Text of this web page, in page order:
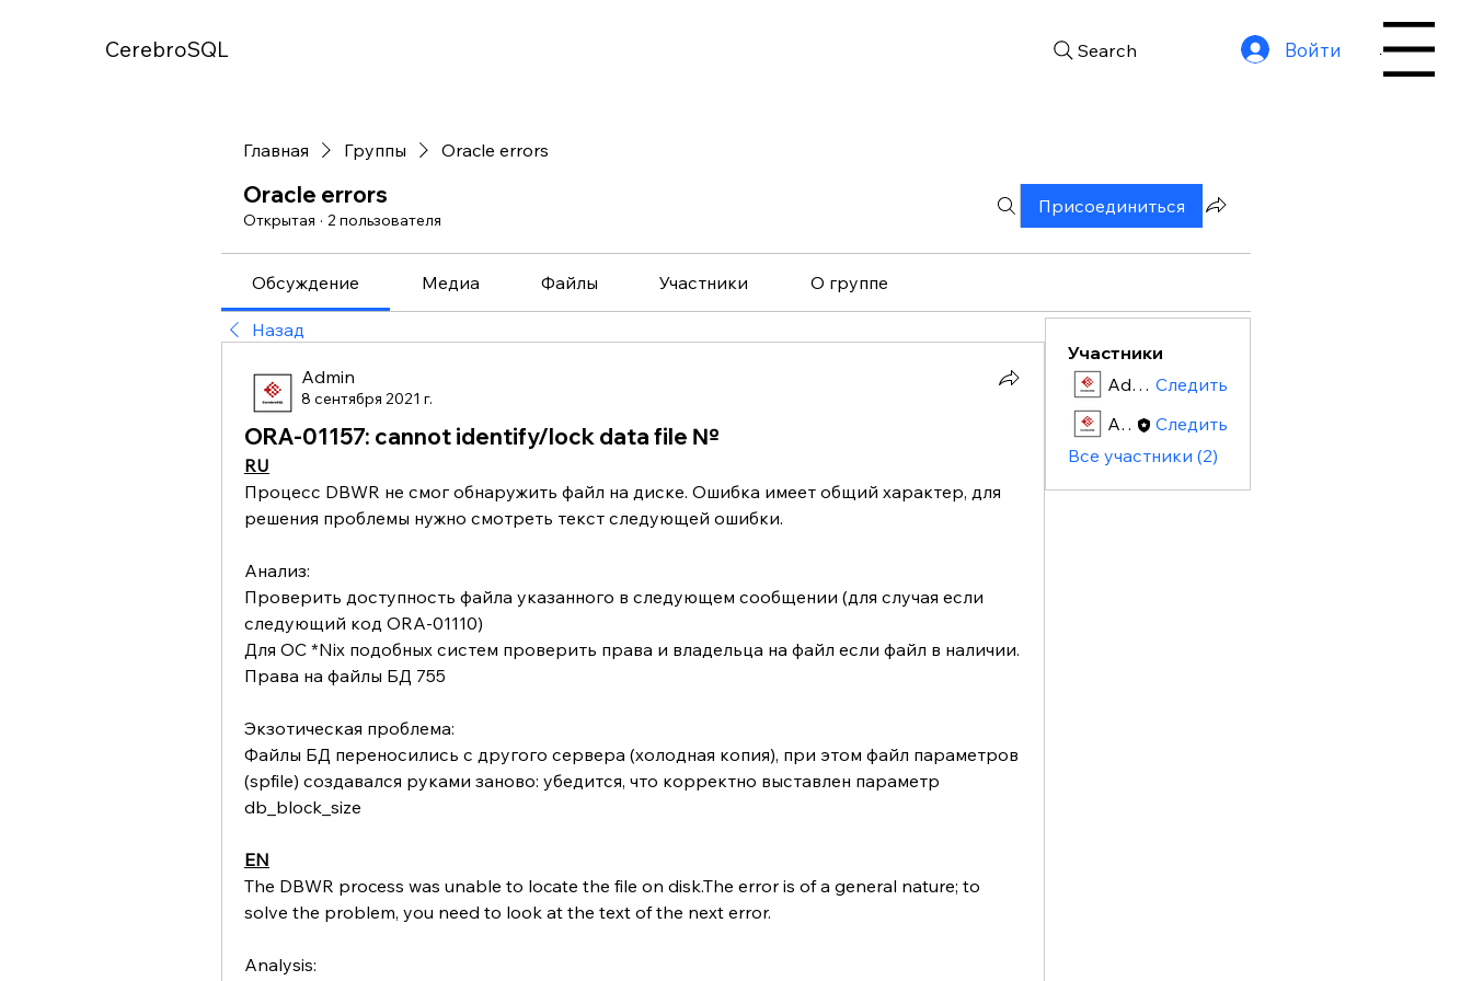
CerebroSQL Search Войти Menu
Главная Группы Oracle errors
Oracle errors
Открытая · 2 пользователя
Присоединиться
Обсуждение Медиа Файлы Участники О группе
Назад
Admin
8 сентября 2021 г.
ORA-01157: cannot identify/lock data file №
RU
Процесс DBWR не смог обнаружить файл на диске. Ошибка имеет общий характер, для
решения проблемы нужно смотреть текст следующей ошибки.
Анализ:
Проверить доступность файла указанного в следующем сообщении (для случая если
следующий код ORA-01110)
Для ОС *Nix подобных систем проверить права и владельца на файл если файл в наличии.
Права на файлы БД 755
Экзотическая проблема:
Файлы БД переносились с другого сервера (холодная копия), при этом файл параметров
(spfile) создавался руками заново: убедится, что корректно выставлен параметр
db_block_size
EN
The DBWR process was unable to locate the file on disk.The error is of a general nature; to
solve the problem, you need to look at the text of the next error.
Analysis:
Участники
Admin Следить
Admin
Следить
Все участники (2)